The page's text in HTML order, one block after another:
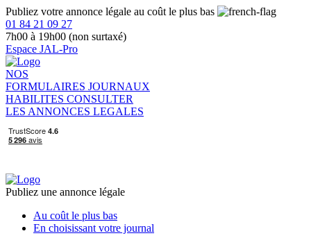
Publiez votre annonce légale au coût le plus bas
01 84 21 09 27
7h00 à 19h00 (non surtaxé)
Espace JAL-Pro
NOS
FORMULAIRES JOURNAUX
HABILITES CONSULTER
LES ANNONCES LEGALES
Publiez une annonce légale
Au coût le plus bas
En choisissant votre journal